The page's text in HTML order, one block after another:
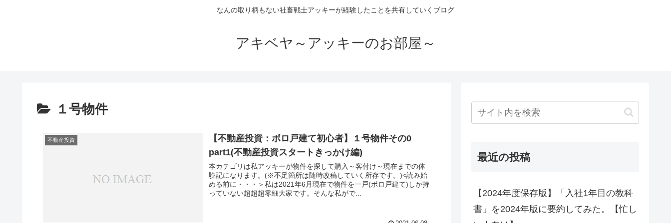
なんの取り柄もない社畜戦士アッキーが経験したことを共有していくブログ
アキベヤ～アッキーのお部屋～
１号物件
不動産投資
【不動産投資：ボロ戸建て初心者】１号物件その0
part1(不動産投資スタートきっかけ編)
本カテゴリは私アッキーが物件を探して購入～客付け～現在までの体
験記になります。(※不足箇所は随時改稿していく所存です。)<読み始
める前に・・・＞私は2021年6月現在で物件を一戸(ボロ戸建て)しか持
っていない超超超零細大家です。そんな私がで...
最近の投稿
【2024年度保存版】「入社1年目の教科
書」を2024年版に要約してみた。【忙し